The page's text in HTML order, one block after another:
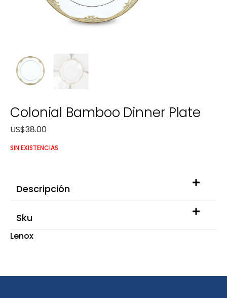
Colonial Bamboo Dinner Plate
US$38.00
SIN EXISTENCIAS
Descripción
Sku
Lenox